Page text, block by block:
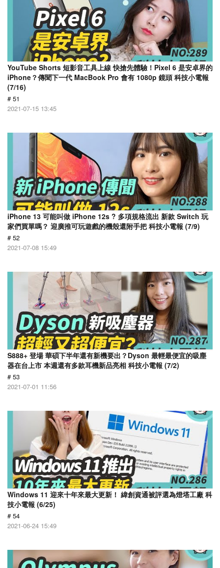
YouTube Shorts 短影音工具上線 快搶先體驗！Pixel 6 是安卓界的
iPhone？傳聞下一代 MacBook Pro 會有 1080p 鏡頭 科技小電報
(7/16)
# 51
2021-07-15 13:45
iPhone 13 可能叫做 iPhone 12s ? 多項規格流出 新款 Switch 玩
家們買單嗎？ 迎廣推可玩遊戲的機殼還附手把 科技小電報 (7/9)
# 52
2021-07-08 15:49
S888+ 登場 華碩下半年還有新機要出？Dyson 最輕最便宜的吸塵
器在台上市 本週還有多款耳機新品亮相 科技小電報 (7/2)
# 53
2021-07-01 11:56
Windows 11 迎來十年來最大更新！ 緯創資通被評選為燈塔工廠 科
技小電報 (6/25)
# 54
2021-06-24 15:49